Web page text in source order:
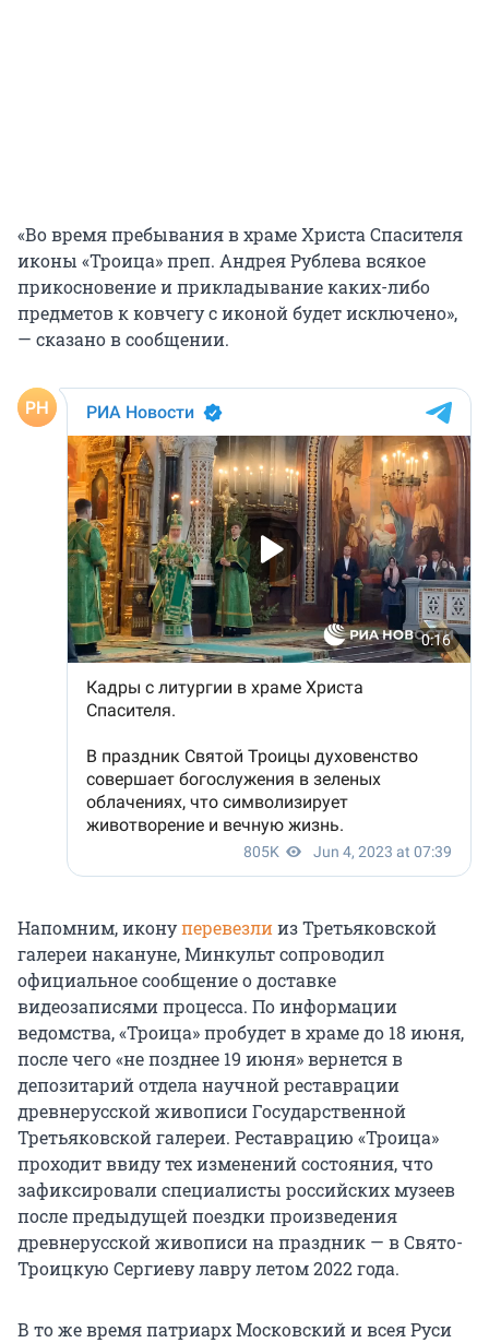
«Во время пребывания в храме Христа Спасителя
иконы «Троица» преп. Андрея Рублева всякое
прикосновение и прикладывание каких-либо
предметов к ковчегу с иконой будет исключено»,
— сказано в сообщении.
Напомним, иконуперевезлииз Третьяковской
галереи накануне, Минкульт сопроводил
официальное сообщение о доставке
видеозаписями процесса. По информации
ведомства, «Троица» пробудет в храме до 18 июня,
после чего «не позднее 19 июня» вернется в
депозитарий отдела научной реставрации
древнерусской живописи Государственной
Третьяковской галереи. Реставрацию «Троица»
проходит ввиду тех изменений состояния, что
зафиксировали специалисты российских музеев
после предыдущей поездки произведения
древнерусской живописи на праздник — в Свято-
Троицкую Сергиеву лавру летом 2022 года.
В то же время патриарх Московский и всея Руси